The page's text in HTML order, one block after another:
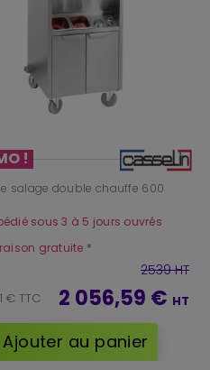
!
salage double chauffe 600
sous 3 à 5 jours ouvrés
gratuite *
€ TTC
2539 HT
2 056,59 € HT
Ajouter au panier